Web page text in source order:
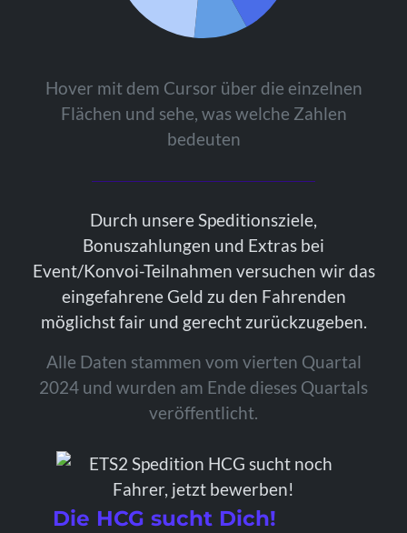
Hover mit dem Cursor über die einzelnen
Flächen und sehe, was welche Zahlen
bedeuten
Durch unsere Speditionsziele,
Bonuszahlungen und Extras bei
Event/Konvoi-Teilnahmen versuchen wir das
eingefahrene Geld zu den Fahrenden
möglichst fair und gerecht zurückzugeben.
Alle Daten stammen vom vierten Quartal
2024 und wurden am Ende dieses Quartals
veröffentlicht.
Die HCG sucht Dich!